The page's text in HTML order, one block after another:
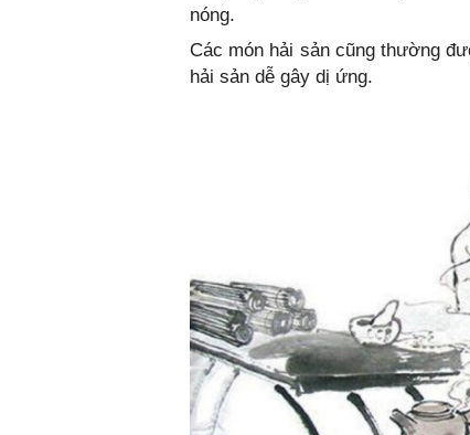
nóng.
Các món hải sản cũng thường
hải sản dễ gây dị ứng.